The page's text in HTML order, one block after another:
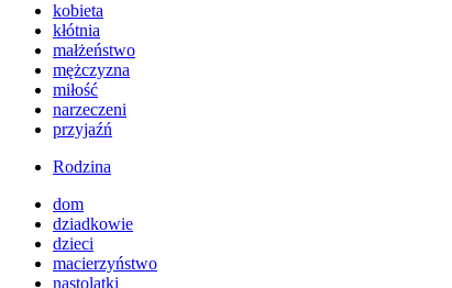
kobieta
kłótnia
małżeństwo
mężczyzna
miłość
narzeczeni
przyjaźń
Rodzina
dom
dziadkowie
dzieci
macierzyństwo
nastolatki